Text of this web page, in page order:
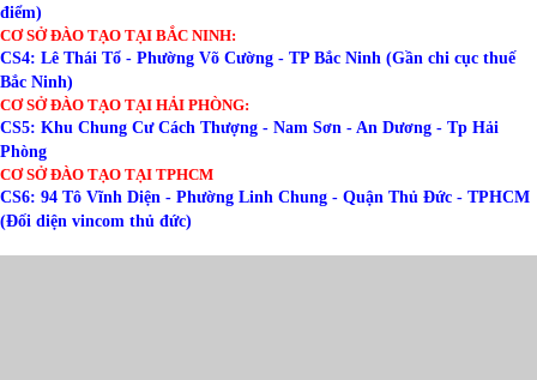
điểm)
CƠ SỞ ĐÀO TẠO TẠI BẮC NINH:
CS4: Lê Thái Tổ - Phường Võ Cường - TP Bắc Ninh (Gần chi cục thuế
Bắc Ninh)
CƠ SỞ ĐÀO TẠO TẠI HẢI PHÒNG:
CS5: Khu Chung Cư Cách Thượng - Nam Sơn - An Dương - Tp Hải
Phòng
CƠ SỞ ĐÀO TẠO TẠI TPHCM
CS6: 94 Tô Vĩnh Diện - Phường Linh Chung - Quận Thủ Đức - TPHCM
(Đối diện vincom thủ đức)